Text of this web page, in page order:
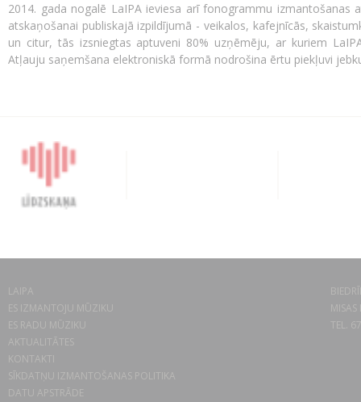
2014. gada nogalē LaIPA ieviesa arī fonogrammu izmantošanas
atskaņošanai publiskajā izpildījumā - veikalos, kafejnīcās,
un citur, tās izsniegtas aptuveni 80% uzņēmēju, ar kuriem
Atļauju saņemšana elektroniskā formā nodrošina ērtu piekļuvi
LAIPA
ES IZMANTOJU MŪZIKU
ES RADU MŪZIKU
AKTUALITĀTES
KONTAKTI
SĪKDATŅU IZMANTOŠANAS POLITIKA
DATU APSTRĀDE
TEL.